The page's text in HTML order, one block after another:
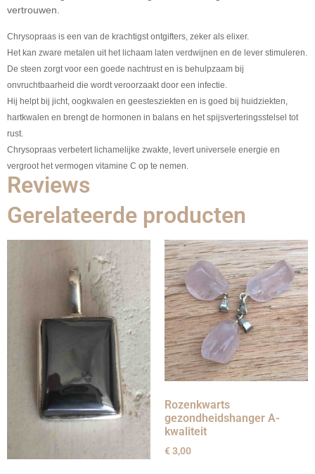
vertrouwen.
Chrysopraas is een van de krachtigst ontgifters, zeker als elixer.
Het kan zware metalen uit het lichaam laten verdwijnen en de lever stimuleren.
De steen zorgt voor een goede nachtrust en is behulpzaam bij
onvruchtbaarheid die wordt veroorzaakt door een infectie.
Hij helpt bij jicht, oogkwalen en geestesziekten en is goed bij huidziekten,
hartkwalen en brengt de hormonen in balans en het spijsverteringsstelsel tot
rust.
Chrysopraas verbetert lichamelijke zwakte, levert universele energie en
vergroot het vermogen vitamine C op te nemen.
Reviews
Gerelateerde producten
Rozenkwarts
gezondheidshanger A-
kwaliteit
€3,00